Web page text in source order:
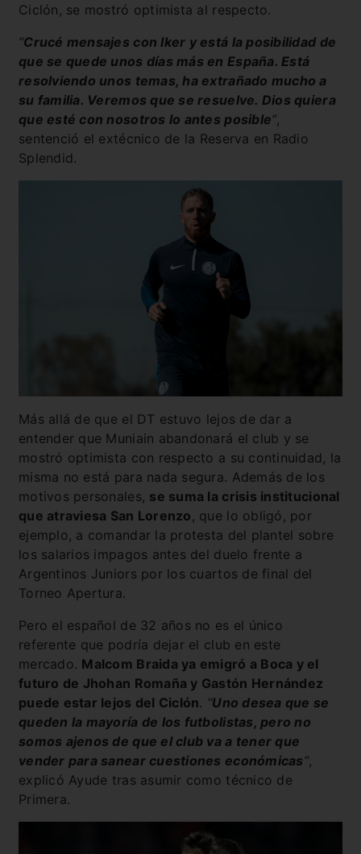
Ciclón, se mostró optimista al respecto.
“Crucé mensajes con Iker y está la posibilidad de
que se quede unos días más en España. Está
resolviendo unos temas, ha extrañado mucho a
su familia. Veremos que se resuelve. Dios quiera
que esté con nosotros lo antes posible”,
sentenció el extécnico de la Reserva en Radio
Splendid.
Más allá de que el DT estuvo lejos de dar a
entender que Muniain abandonará el club y se
mostró optimista con respecto a su continuidad, la
misma no está para nada segura. Además de los
motivos personales, se suma la crisis institucional
que atraviesa San Lorenzo , que lo obligó, por
ejemplo, a comandar la protesta del plantel sobre
los salarios impagos antes del duelo frente a
Argentinos Juniors por los cuartos de final del
Torneo Apertura.
Pero el español de 32 años no es el único
referente que podría dejar el club en este
mercado. Malcom Braida ya emigró a Boca y el
futuro de Jhohan Romaña y Gastón Hernández
puede estar lejos del Ciclón. “Uno desea que se
queden la mayoría de los futbolistas, pero no
somos ajenos de que el club va a tener que
vender para sanear cuestiones económicas“,
explicó Ayude tras asumir como técnico de
Primera.